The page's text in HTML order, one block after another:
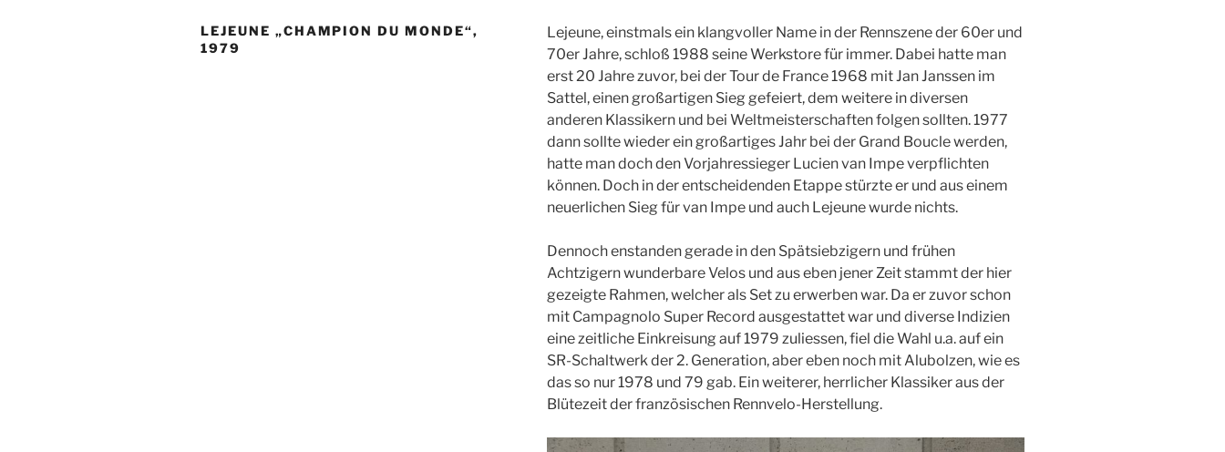
LEJEUNE „CHAMPION DU MONDE“,
1979
Lejeune, einstmals ein klangvoller Name in der Rennszene der 60er und
70er Jahre, schloß 1988 seine Werkstore für immer. Dabei hatte man
erst 20 Jahre zuvor, bei der Tour de France 1968 mit Jan Janssen im
Sattel, einen großartigen Sieg gefeiert, dem weitere in diversen
anderen Klassikern und bei Weltmeisterschaften folgen sollten. 1977
dann sollte wieder ein großartiges Jahr bei der Grand Boucle werden,
hatte man doch den Vorjahressieger Lucien van Impe verpflichten
können. Doch in der entscheidenden Etappe stürzte er und aus einem
neuerlichen Sieg für van Impe und auch Lejeune wurde nichts.
Dennoch enstanden gerade in den Spätsiebzigern und frühen
Achtzigern wunderbare Velos und aus eben jener Zeit stammt der hier
gezeigte Rahmen, welcher als Set zu erwerben war. Da er zuvor schon
mit Campagnolo Super Record ausgestattet war und diverse Indizien
eine zeitliche Einkreisung auf 1979 zuliessen, fiel die Wahl u.a. auf ein
SR-Schaltwerk der 2. Generation, aber eben noch mit Alubolzen, wie es
das so nur 1978 und 79 gab. Ein weiterer, herrlicher Klassiker aus der
Blütezeit der französischen Rennvelo-Herstellung.